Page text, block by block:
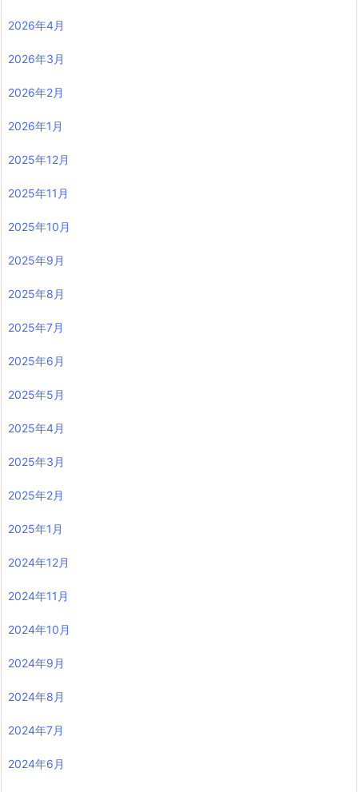
2026年4月
2026年3月
2026年2月
2026年1月
2025年12月
2025年11月
2025年10月
2025年9月
2025年8月
2025年7月
2025年6月
2025年5月
2025年4月
2025年3月
2025年2月
2025年1月
2024年12月
2024年11月
2024年10月
2024年9月
2024年8月
2024年7月
2024年6月